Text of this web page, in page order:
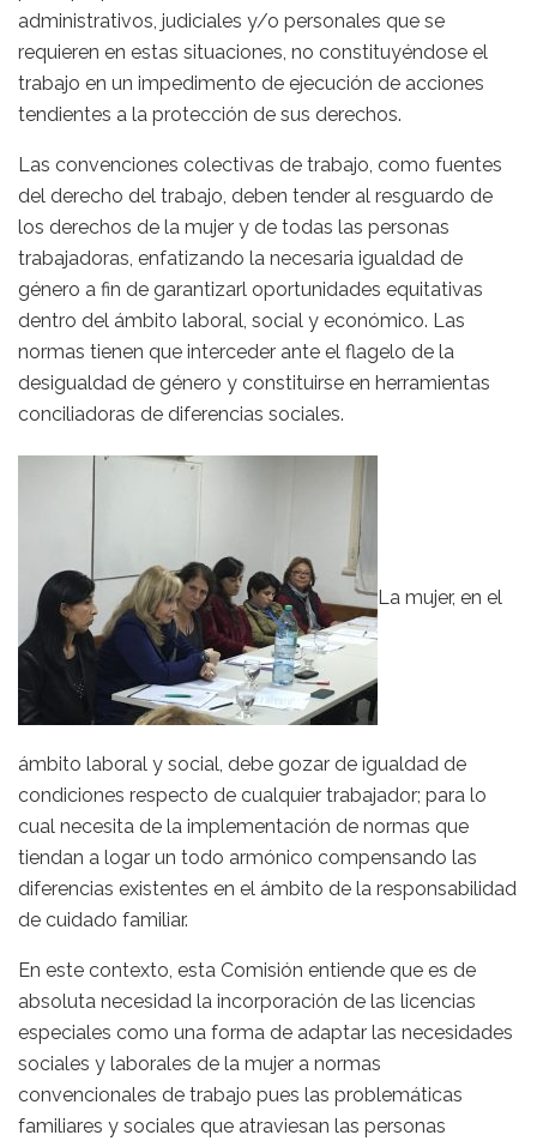
administrativos, judiciales y/o personales que se
requieren en estas situaciones, no constituyéndose el
trabajo en un impedimento de ejecución de acciones
tendientes a la protección de sus derechos.
Las convenciones colectivas de trabajo, como fuentes
del derecho del trabajo, deben tender al resguardo de
los derechos de la mujer y de todas las personas
trabajadoras, enfatizando la necesaria igualdad de
género a fin de garantizarl oportunidades equitativas
dentro del ámbito laboral, social y económico. Las
normas tienen que interceder ante el flagelo de la
desigualdad de género y constituirse en herramientas
conciliadoras de diferencias sociales.
La mujer, en el
ámbito laboral y social, debe gozar de igualdad de
condiciones respecto de cualquier trabajador; para lo
cual necesita de la implementación de normas que
tiendan a logar un todo armónico compensando las
diferencias existentes en el ámbito de la responsabilidad
de cuidado familiar.
En este contexto, esta Comisión entiende que es de
absoluta necesidad la incorporación de las licencias
especiales como una forma de adaptar las necesidades
sociales y laborales de la mujer a normas
convencionales de trabajo pues las problemáticas
familiares y sociales que atraviesan las personas